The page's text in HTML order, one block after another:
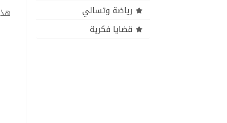
رياضة وتسالي
قضايا فكرية